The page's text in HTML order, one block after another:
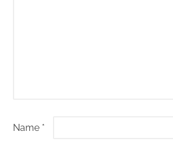
Name *